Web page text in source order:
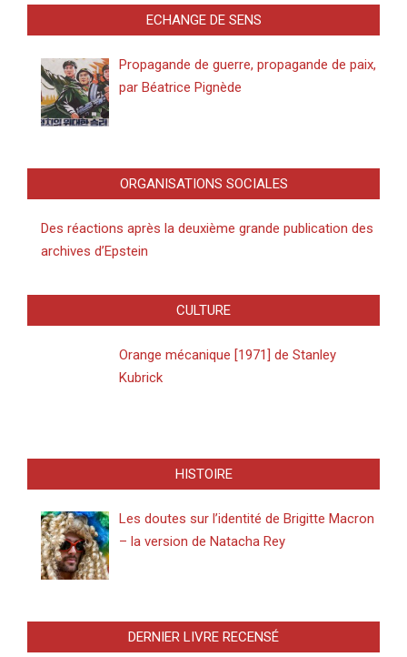
ECHANGE DE SENS
Propagande de guerre, propagande de paix,
par Béatrice Pignède
ORGANISATIONS SOCIALES
Des réactions après la deuxième grande publication des
archives d’Epstein
CULTURE
Orange mécanique [1971] de Stanley
Kubrick
HISTOIRE
Les doutes sur l’identité de Brigitte Macron
– la version de Natacha Rey
DERNIER LIVRE RECENSÉ